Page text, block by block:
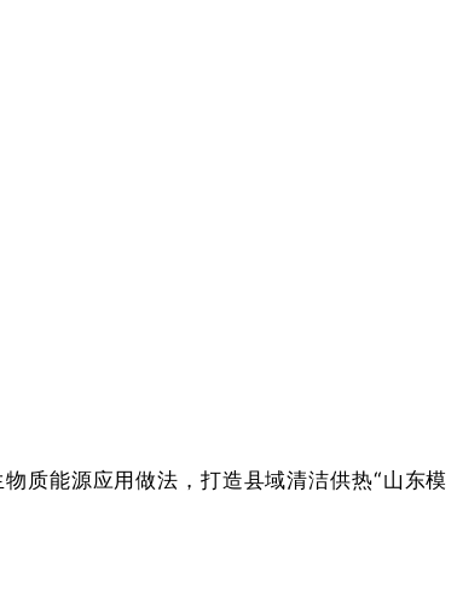
质能源应用做法，打造县域清洁供热“山东模